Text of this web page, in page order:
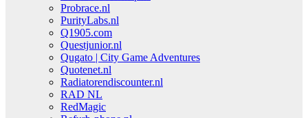
Probrace.nl
PurityLabs.nl
Q1905.com
Questjunior.nl
Qugato | City Game Adventures
Quotenet.nl
Radiatorendiscounter.nl
RAD NL
RedMagic